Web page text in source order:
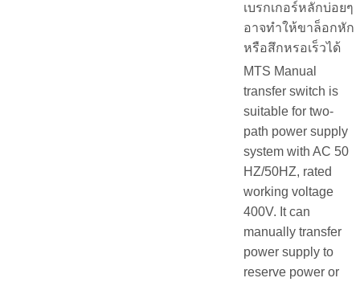
เบรกเกอร์หลักบ่อยๆ
อาจทำให้ขาล็อกหัก
หรือสึกหรอเร็วได้
MTS Manual
transfer switch is
suitable for two-
path power supply
system with AC 50
HZ/50HZ, rated
working voltage
400V. It can
manually transfer
power supply to
reserve power or